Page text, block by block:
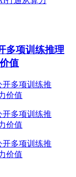
多项训练推理
值